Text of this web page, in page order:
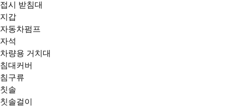
접시 받침대
지갑
자동차펌프
자석
차량용 거치대
침대커버
침구류
칫솔
칫솔걸이